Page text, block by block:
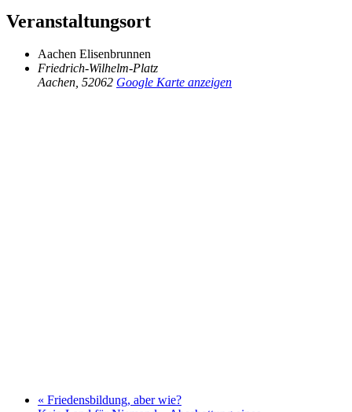
Veranstaltungsort
Aachen Elisenbrunnen
Friedrich-Wilhelm-Platz
Aachen, 52062 Google Karte anzeigen
« Friedensbildung, aber wie?